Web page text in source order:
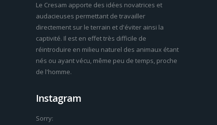
Le Cresam apporte des idées novatrices et
audacieuses permettant de travailler
directement sur le terrain et d'éviter ainsi la
captivité. Il est en effet très difficile de
réintroduire en milieu naturel des animaux étant
nés ou ayant vécu, même peu de temps, proche
de l'homme.
Instagram
Sorry: